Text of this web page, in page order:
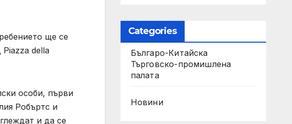
ще се
della
особи, първи
Робъртс и
и да се
Categories
Българо-Китайска
Търговско-промишлена
палaта
Новини